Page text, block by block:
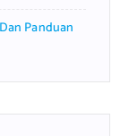
Panduan